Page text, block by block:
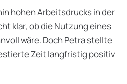
hohen Arbeitsdrucks in der
klar, ob die Nutzung eines
wäre. Doch Petra stellte
Zeit langfristig positiv